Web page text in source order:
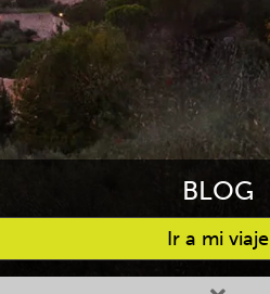
BLOG
Ir a mi viaje